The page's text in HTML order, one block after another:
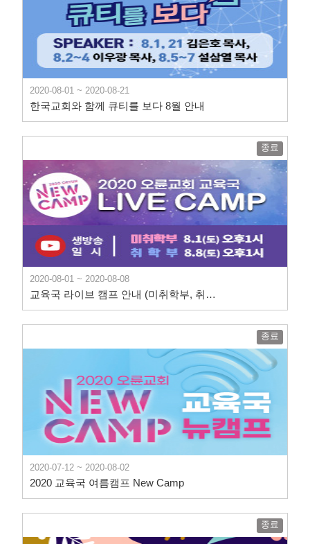
2020-08-01 ~ 2020-08-21
한국교회와 함께 큐티를 보다 8월 안내
종료
2020-08-01 ~ 2020-08-08
교육국 라이브 캠프 안내 (미취학부, 취학부)
종료
2020-07-12 ~ 2020-08-02
2020 교육국 여름캠프 New Camp
종료